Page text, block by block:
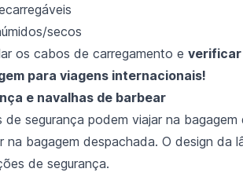
secos
os cabos de carregamento e verificar
para viagens internacionais!
e navalhas de barbear
segurança podem viajar na bagagem
na bagagem despachada. O design da
de segurança.